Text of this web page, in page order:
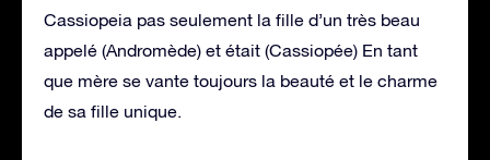
Cassiopeia pas seulement la fille d’un très beau
appelé (Andromède) et était (Cassiopée) En tant
que mère se vante toujours la beauté et le charme
de sa fille unique.